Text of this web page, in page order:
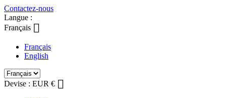
Contactez-nous
Langue :
Français 
Français
English
Devise : EUR € 